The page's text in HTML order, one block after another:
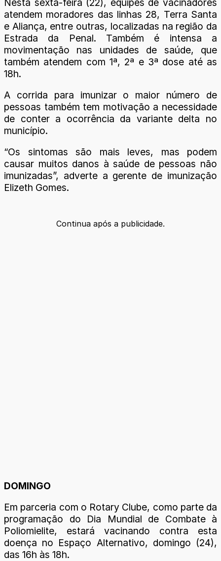
atendem moradores das linhas 28, Terra Santa
e Aliança, entre outras, localizadas na região da
Estrada da Penal. Também é intensa a
movimentação nas unidades de saúde, que
também atendem com 1ª, 2ª e 3ª dose até as
18h.
A corrida para imunizar o maior número de
pessoas também tem motivação a necessidade
de conter a ocorrência da variante delta no
município.
“Os sintomas são mais leves, mas podem
causar muitos danos à saúde de pessoas não
imunizadas”, adverte a gerente de imunização
Elizeth Gomes.
Continua após a publicidade.
DOMINGO
Em parceria com o Rotary Clube, como parte da
programação do Dia Mundial de Combate à
Poliomielite, estará vacinando contra esta
doença no Espaço Alternativo, domingo (24),
das 16h às 18h.